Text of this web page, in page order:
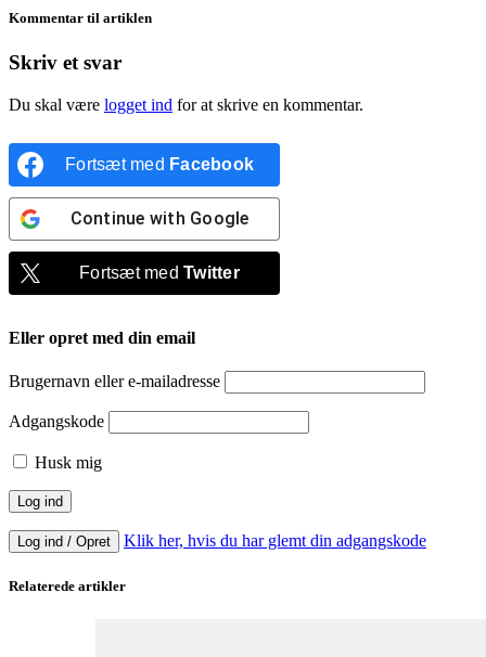
Kommentar til artiklen
Skriv et svar
Du skal være logget ind for at skrive en kommentar.
Fortsæt med Facebook
Continue with Google
Fortsæt medTwitter
Eller opret med din email
Brugernavn eller e-mailadresse
Adgangskode
Husk mig
Log ind / Opret Klik her, hvis du har glemt din adgangskode
Relaterede artikler